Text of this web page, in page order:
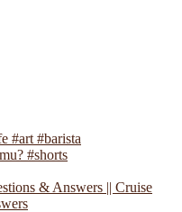
#art #barista
#shorts
& Answers || Cruise